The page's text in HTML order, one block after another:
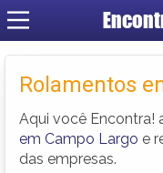
Rolamentos
Aqui você Encontra!
em Campo Largo e
das empresas.